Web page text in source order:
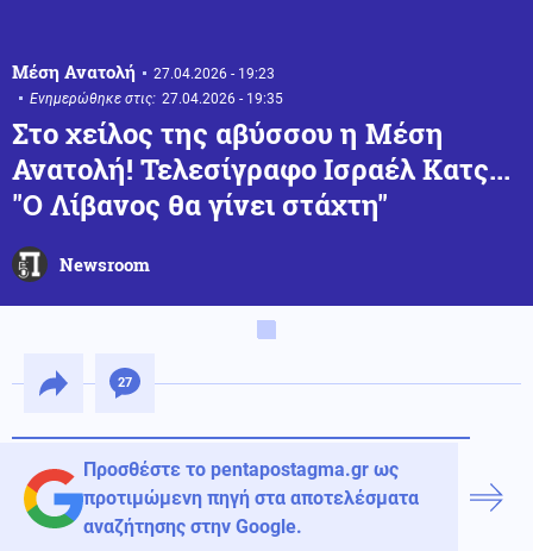
Μέση Ανατολή
27.04.2026 - 19:23
Ενημερώθηκε στις: 27.04.2026 - 19:35
Στο χείλος της αβύσσου η Μέση
Ανατολή! Τελεσίγραφο Ισραέλ Κατς...
"Ο Λίβανος θα γίνει στάχτη"
Newsroom
27
Προσθέστε το pentapostagma.gr ως
προτιμώμενη πηγή στα αποτελέσματα
αναζήτησης στην Google.